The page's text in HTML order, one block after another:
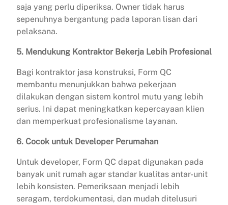
saja yang perlu diperiksa. Owner tidak harus
sepenuhnya bergantung pada laporan lisan dari
pelaksana.
5. Mendukung Kontraktor Bekerja Lebih Profesional
Bagi kontraktor jasa konstruksi, Form QC
membantu menunjukkan bahwa pekerjaan
dilakukan dengan sistem kontrol mutu yang lebih
serius. Ini dapat meningkatkan kepercayaan klien
dan memperkuat profesionalisme layanan.
6. Cocok untuk Developer Perumahan
Untuk developer, Form QC dapat digunakan pada
banyak unit rumah agar standar kualitas antar-unit
lebih konsisten. Pemeriksaan menjadi lebih
seragam, terdokumentasi, dan mudah ditelusuri